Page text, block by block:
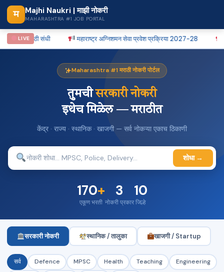
म Majhi Naukri | माझी नोकरी
MAHARASHTRA #1 JOB PORTAL
LIVE
मोठी संधी महाराष्ट्र अग्निशमन सेवा प्रवेश प्रक्रिया 2027-28
Maharashtra #1 मराठी नोकरी पोर्टल
तुमचीसरकारी नोकरी
इथेच मिळेल — मराठीत
केंद्र · राज्य · स्थानिक · खाजगी — सर्व नोकऱ्या एकाच ठिकाणी
शोधा →
170+
एकूण भरती
3
नोकरी प्रकार
10
जिल्हे
सरकारी नोकरी स्थानिक / तालुका खाजगी / Startup
सर्व Defence MPSC Health Teaching
Engineering